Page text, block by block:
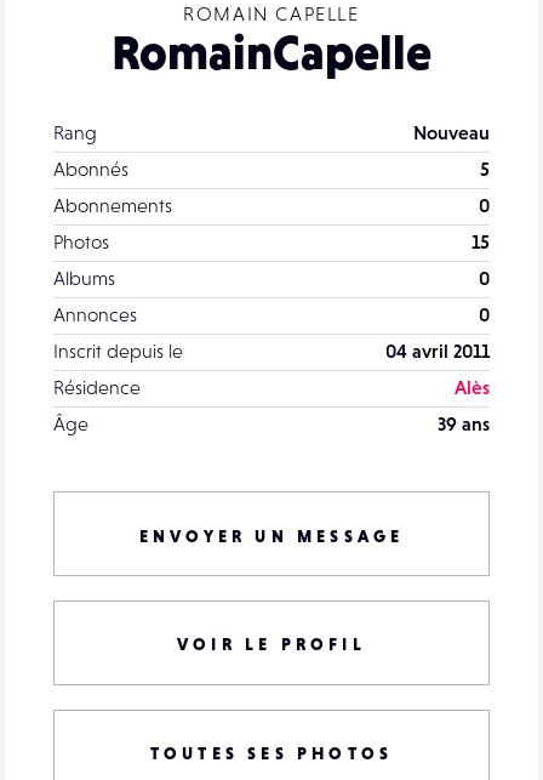
ROMAIN CAPELLE
RomainCapelle
Rang
Nouveau
Abonnés
5
Abonnements
0
Photos
15
Albums
0
Annonces
0
Inscrit depuis le
04 avril 2011
Résidence
Alès
Âge
39 ans
ENVOYER UN MESSAGE
VOIR LE PROFIL
TOUTES SES PHOTOS